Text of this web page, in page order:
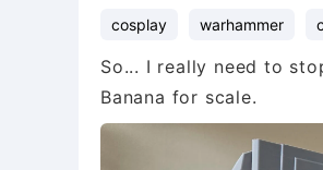
cosplay warhammer
So... I really need to
Banana for scale.